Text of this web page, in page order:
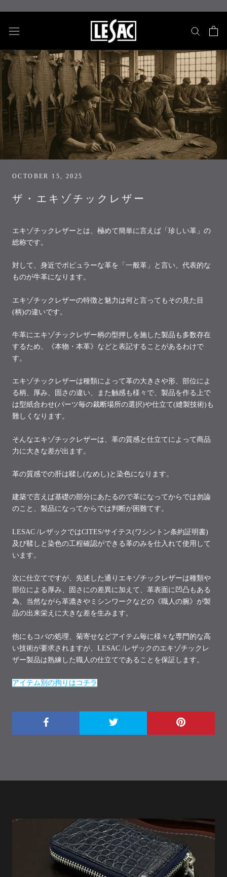
content
OCTOBER 15, 2025
ザ・エキゾチックレザー
エキゾチックレザーとは、極めて簡単に言えば「珍しい革」の
総称です。
対して、身近でポピュラーな革を「一般革」と言い、代表的な
ものが牛革になります。
エキゾチックレザーの特徴と魅力は何と言ってもその見た目
(柄)の違いです。
牛革にエキゾチックレザー柄の型押しを施した製品も多数存在
するため、《本物・本革》などと表記することがあるわけで
す。
エキゾチックレザーは種類によって革の大きさや形、部位によ
る柄、厚み、固さの違い、また触感も様々で、製品を作る上で
は型紙合わせ(パーツ毎の裁断場所の選択)や仕立て(縫製技術)も
難しくなります。
そんなエキゾチックレザーは、革の質感と仕立てによって商品
力に大きな差が出ます。
革の質感での肝は鞣し(なめし)と染色になります。
建築で言えば基礎の部分にあたるので革になってからでは勿論
のこと、製品になってからでは判断が困難てす。
LESAC /レザックではCITES/サイテス(ワシントン条約証明書)
及び鞣しと染色の工程確認ができる革のみを仕入れて使用して
います。
次に仕立てですが、先述した通りエキゾチックレザーは種類や
部位による厚み、固さにの差異に加えて、革表面に凹凸もある
為、当然ながら革漉きやミシンワークなどの《職人の腕》が製
品の出来栄えに大きな差を生みます。
他にもコバの処理、菊寄せなどアイテム毎に様々な専門的な高
い技術が要求されますが、LESAC /レザックのエキゾチックレ
ザー製品は熟練した職人の仕立てであることを保証します。
アイテム別の拘りはコチラ